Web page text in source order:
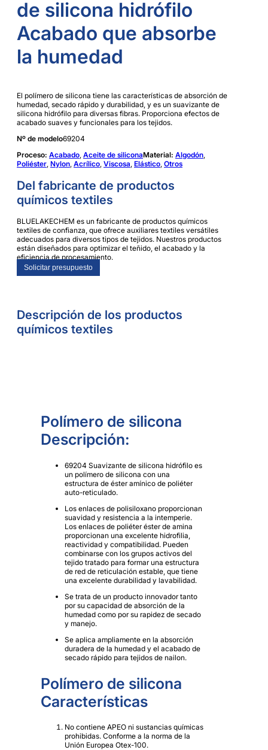
de silicona hidrófilo
Acabado que absorbe
la humedad
El polímero de silicona tiene las características de absorción de
humedad, secado rápido y durabilidad, y es un suavizante de
silicona hidrófilo para diversas fibras. Proporciona efectos de
acabado suaves y funcionales para los tejidos.
Nº de modelo69204
Proceso: Acabado, Aceite de siliconaMaterial: Algodón,
Poliéster, Nylon, Acrílico, Viscosa, Elástico, Otros
Del fabricante de productos
químicos textiles
BLUELAKECHEM es un fabricante de productos químicos
textiles de confianza, que ofrece auxiliares textiles versátiles
adecuados para diversos tipos de tejidos. Nuestros productos
están diseñados para optimizar el teñido, el acabado y la
eficiencia de procesamiento.
Solicitar presupuesto
Descripción de los productos
químicos textiles
Polímero de silicona
Descripción:
69204 Suavizante de silicona hidrófilo es
un polímero de silicona con una
estructura de éster amínico de poliéter
auto-reticulado.
Los enlaces de polisiloxano proporcionan
suavidad y resistencia a la intemperie.
Los enlaces de poliéter éster de amina
proporcionan una excelente hidrofilia,
reactividad y compatibilidad. Pueden
combinarse con los grupos activos del
tejido tratado para formar una estructura
de red de reticulación estable, que tiene
una excelente durabilidad y lavabilidad.
Se trata de un producto innovador tanto
por su capacidad de absorción de la
humedad como por su rapidez de secado
y manejo.
Se aplica ampliamente en la absorción
duradera de la humedad y el acabado de
secado rápido para tejidos de nailon.
Polímero de silicona
Características
No contiene APEO ni sustancias químicas
prohibidas. Conforme a la norma de la
Unión Europea Otex-100.